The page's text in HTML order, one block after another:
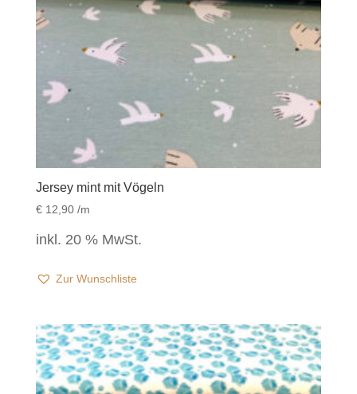
Jersey mint mit Vögeln
€12,90/m
inkl. 20 % MwSt.
Zur Wunschliste